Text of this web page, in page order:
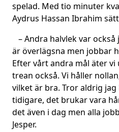
spelad. Med tio minuter
Aydrus Hassan Ibrahim
– Andra halvlek var
är överlägsna men jobbar
Efter vårt andra mål äter vi
trean också. Vi håller
vilket är bra. Tror aldrig
tidigare, det brukar vara
det även i dag men alla
Jesper.